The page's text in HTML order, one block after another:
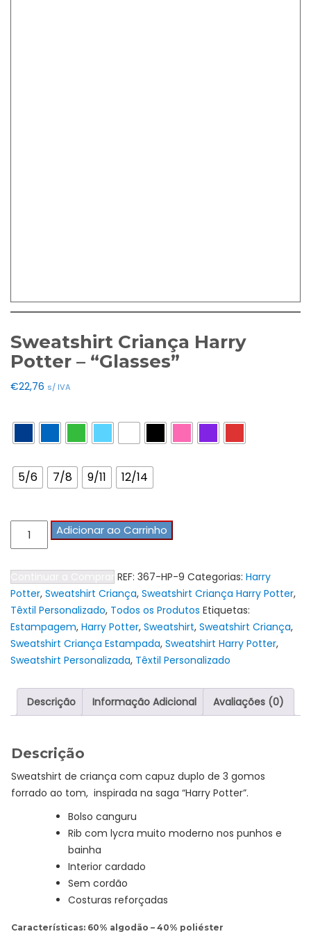
Sweatshirt Criança Harry
Potter – “Glasses”
€22,76 s/ IVA
5/6 7/8 9/11 12/14
Quantidade
Harry
Potter
-
"Glasses"
Adicionar ao Carrinho
Continuar a Comprar REF: 367-HP-9 Categorias: Harry
Potter, Sweatshirt Criança, Sweatshirt Criança Harry Potter,
Têxtil Personalizado, Todos os Produtos Etiquetas:
Estampagem, Harry Potter, Sweatshirt, Sweatshirt Criança,
Sweatshirt Criança Estampada, Sweatshirt Harry Potter,
Sweatshirt Personalizada, Têxtil Personalizado
Descrição Informação Adicional Avaliações (0)
Descrição
Sweatshirt de criança com capuz duplo de 3 gomos
forrado ao tom, inspirada na saga “Harry Potter”.
Bolso canguru
Rib com lycra muito moderno nos punhos e
bainha
Interior cardado
Sem cordão
Costuras reforçadas
Características: 60% algodão – 40% poliéster